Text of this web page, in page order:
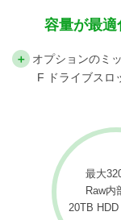
容量が最適
＋
オプションのミ
F ドライブスロ
最大
Raw内
20TB HDD